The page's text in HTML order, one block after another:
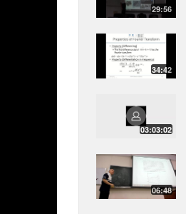
29:56
34:42
03:03:02
06:48